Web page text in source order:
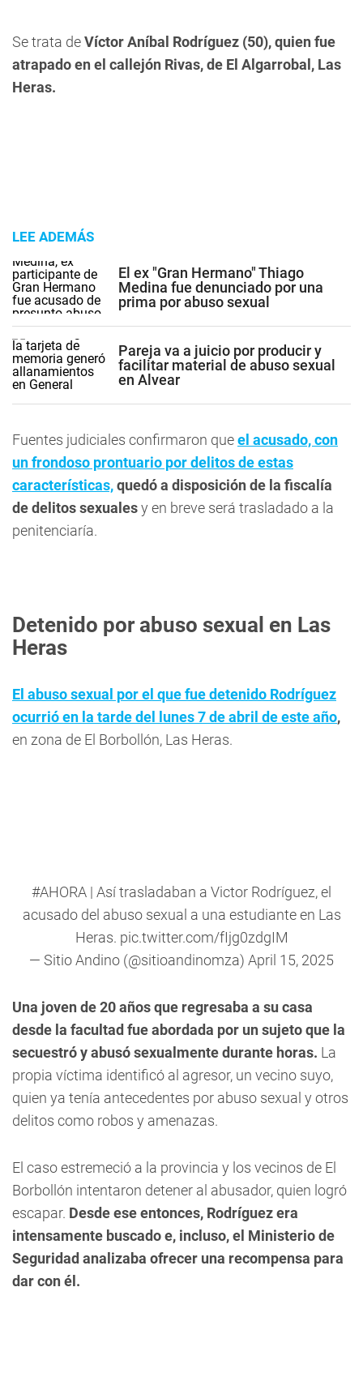
Se trata deVíctor Aníbal Rodríguez (50), quien fue
atrapado en el callejón Rivas, de El Algarrobal, Las
Heras.
LEE ADEMÁS
El ex "Gran Hermano" Thiago
Medina fue denunciado por una
prima por abuso sexual
Pareja va a juicio por producir y
facilitar material de abuso sexual
en Alvear
Fuentes judiciales confirmaron queel acusado, con
un frondoso prontuario por delitos de estas
características,quedó a disposición de la fiscalía
de delitos sexualesy en breve será trasladado a la
penitenciaría.
Detenido por abuso sexual en Las
Heras
El abuso sexual por el que fue detenido Rodríguez
ocurrió en la tarde del lunes 7 de abril de este año,
en zona de El Borbollón, Las Heras.
#AHORA | Así trasladaban a Victor Rodríguez, el
acusado del abuso sexual a una estudiante en Las
Heras. pic.twitter.com/fIjg0zdgIM
— Sitio Andino (@sitioandinomza) April 15, 2025
Una joven de 20 años que regresaba a su casa
desde la facultad fue abordada por un sujeto que la
secuestró y abusó sexualmente durante horas. La
propia víctima identificó al agresor, un vecino suyo,
quien ya tenía antecedentes por abuso sexual y otros
delitos como robos y amenazas.
El caso estremeció a la provincia y los vecinos de El
Borbollón intentaron detener al abusador, quien logró
escapar. Desde ese entonces, Rodríguez era
intensamente buscado e, incluso, el Ministerio de
Seguridad analizaba ofrecer una recompensa para
dar con él.